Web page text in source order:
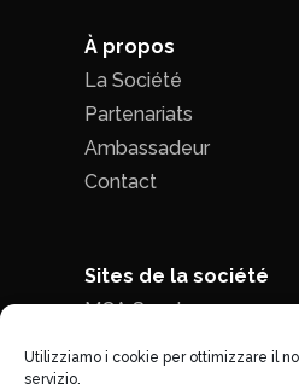
Utilizziamo i cookie per ottimizzare il
servizio.
À propos
La Société
Partenariats
Ambassadeur
Contact
Sites de la société
MCA Seed